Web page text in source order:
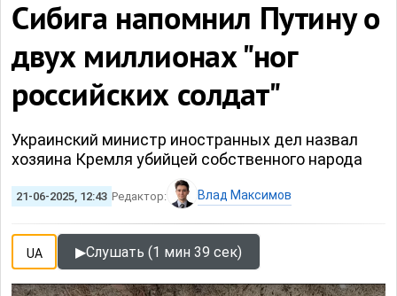
Сибига напомнил Путину о
двух миллионах "ног
российских солдат"
Украинский министр иностранных дел назвал
хозяина Кремля убийцей собственного народа
21-06-2025, 12:43 Редактор: Влад Максимов
UA ▶Слушать (1 мин 39 сек)